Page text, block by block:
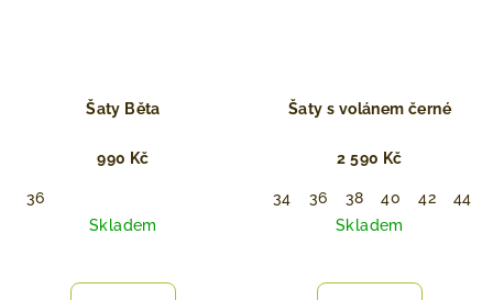
Šaty Běta
990 Kč
36
Skladem
Šaty s volánem černé
2 590 Kč
34 36 38 40 42 44
Skladem